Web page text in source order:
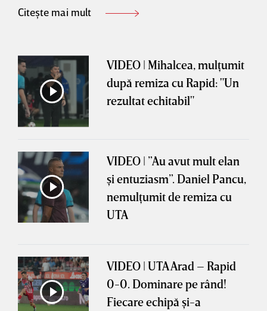
Citește mai mult
VIDEO | Mihalcea, mulţumit
după remiza cu Rapid: "Un
rezultat echitabil"
VIDEO | ”Au avut mult elan
şi entuziasm”. Daniel Pancu,
nemulţumit de remiza cu
UTA
VIDEO | UTA Arad – Rapid
0-0. Dominare pe rând!
Fiecare echipă şi-a